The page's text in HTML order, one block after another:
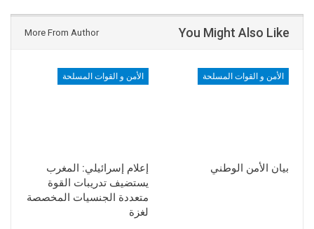
You Might Also Like
More From Author
الأمن و القوات المسلحة
بيان الأمن الوطني
الأمن و القوات المسلحة
إعلام إسرائيلي: المغرب
يستضيف تدريبات القوة
متعددة الجنسيات المخصصة
لغزة